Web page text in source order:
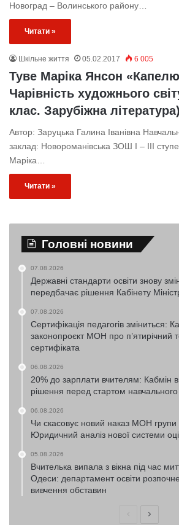
Новоград – Волинського району…
Читати »
Шкільне життя 05.02.2017 6 005
Туве Маріка Янсон
Чарівність художнього
клас. Зарубіжна
Автор: Заруцька Галина Іванівна
заклад: Новороманівська ЗОШ І – ІІІ
Маріка…
Читати »
Головні новини
07.08.2026
Державні стандарти освіти знову
передбачає рішення Кабінету
07.08.2026
Сертифікація педагогів зміниться:
законопроєкт МОН про п’ятирічний
сертифіката
06.08.2026
20% до зарплати вчителям: Кабмін
рішення перед стартом
06.08.2026
Чи скасовує новий наказ МОН групи
Юридичний аналіз нової системи
05.08.2026
Вчителька випала з вікна під час
Одеси: департамент освіти
вивчення обставин
ПопередняНаступна